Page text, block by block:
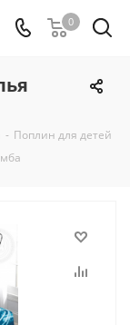
0
- Поплин для детей